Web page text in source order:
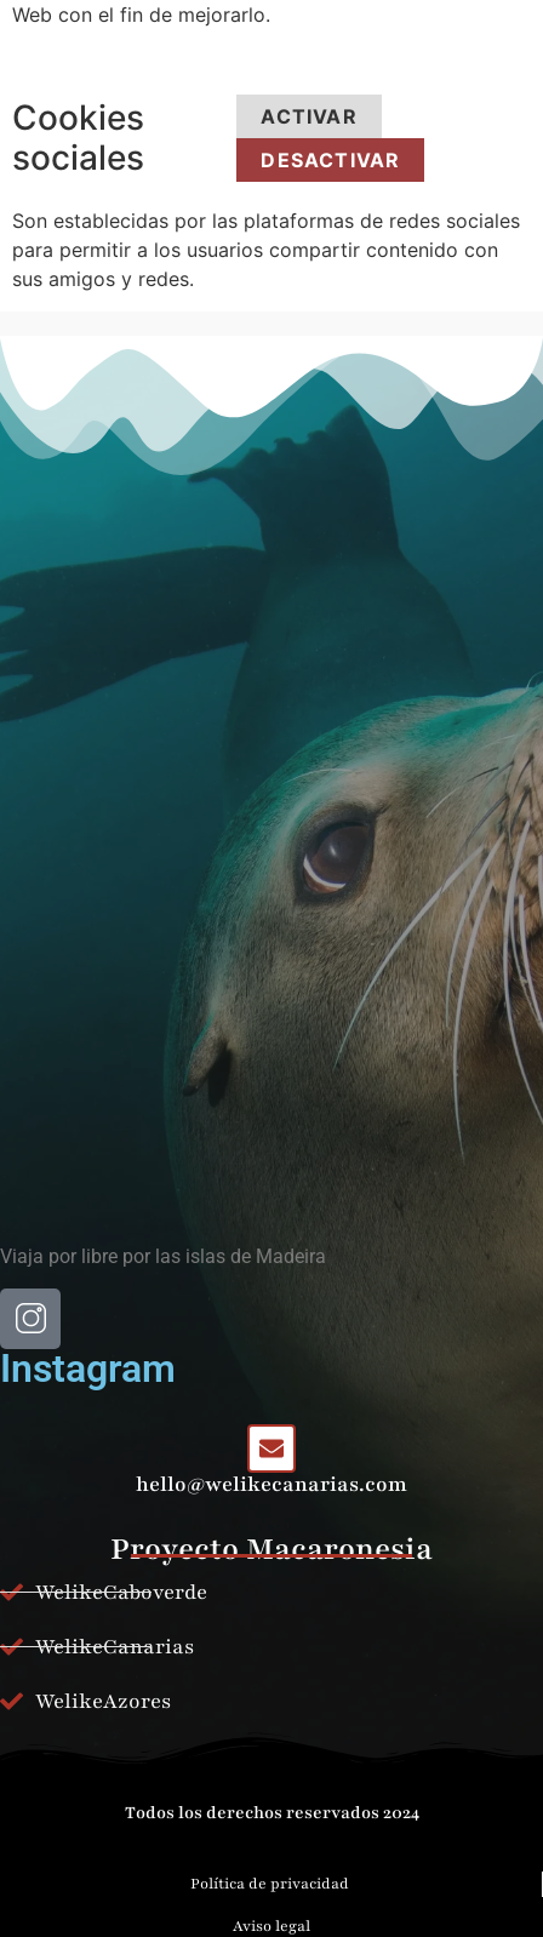
Web con el fin de mejorarlo.
Cookies
sociales
ACTIVAR
DESACTIVAR
Son establecidas por las plataformas de redes sociales
para permitir a los usuarios compartir contenido con
sus amigos y redes.
Viaja por libre por las islas de Madeira
Instagram
hello@welikecanarias.com
Proyecto Macaronesia
WelikeCaboverde
WelikeCanarias
WelikeAzores
Todos los derechos reservados 2024
Política de privacidad
Aviso legal